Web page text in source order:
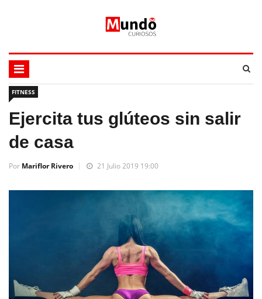
FITNESS
Ejercita tus glúteos sin salir
de casa
Por Mariflor Rivero 21 Julio 2019 19:00